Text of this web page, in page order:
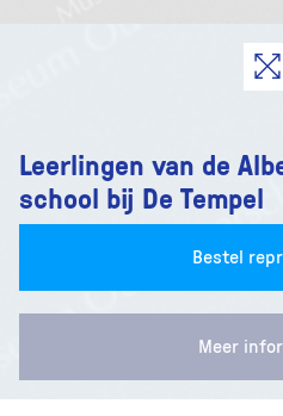
Leerlingen van de
school bij De Tempel
Bestel
Meer